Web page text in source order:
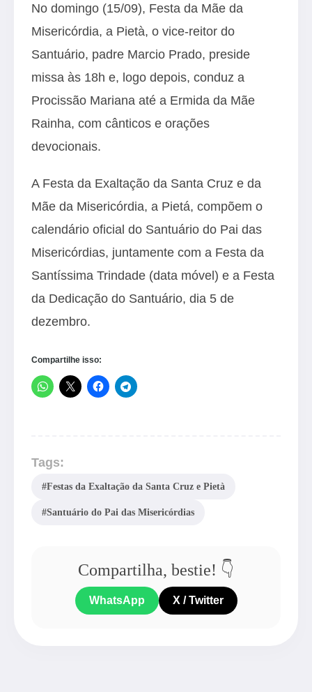
No domingo (15/09), Festa da Mãe da
Misericórdia, a Pietà, o vice-reitor do
Santuário, padre Marcio Prado, preside
missa às 18h e, logo depois, conduz a
Procissão Mariana até a Ermida da Mãe
Rainha, com cânticos e orações
devocionais.
A Festa da Exaltação da Santa Cruz e da
Mãe da Misericórdia, a Pietá, compõem o
calendário oficial do Santuário do Pai das
Misericórdias, juntamente com a Festa da
Santíssima Trindade (data móvel) e a Festa
da Dedicação do Santuário, dia 5 de
dezembro.
Compartilhe isso:
Tags:
#Festas da Exaltação da Santa Cruz e Pietà
#Santuário do Pai das Misericórdias
Compartilha, bestie! 👇
WhatsApp X / Twitter